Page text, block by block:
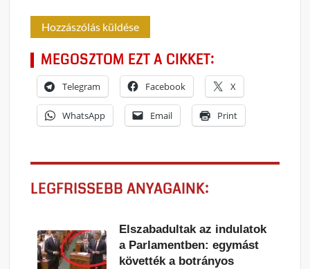
MEGOSZTOM EZT A CIKKET:
Telegram Facebook X
WhatsApp Email Print
LEGFRISSEBB ANYAGAINK:
Elszabadultak az indulatok
a Parlamentben: egymást
követték a botrányos